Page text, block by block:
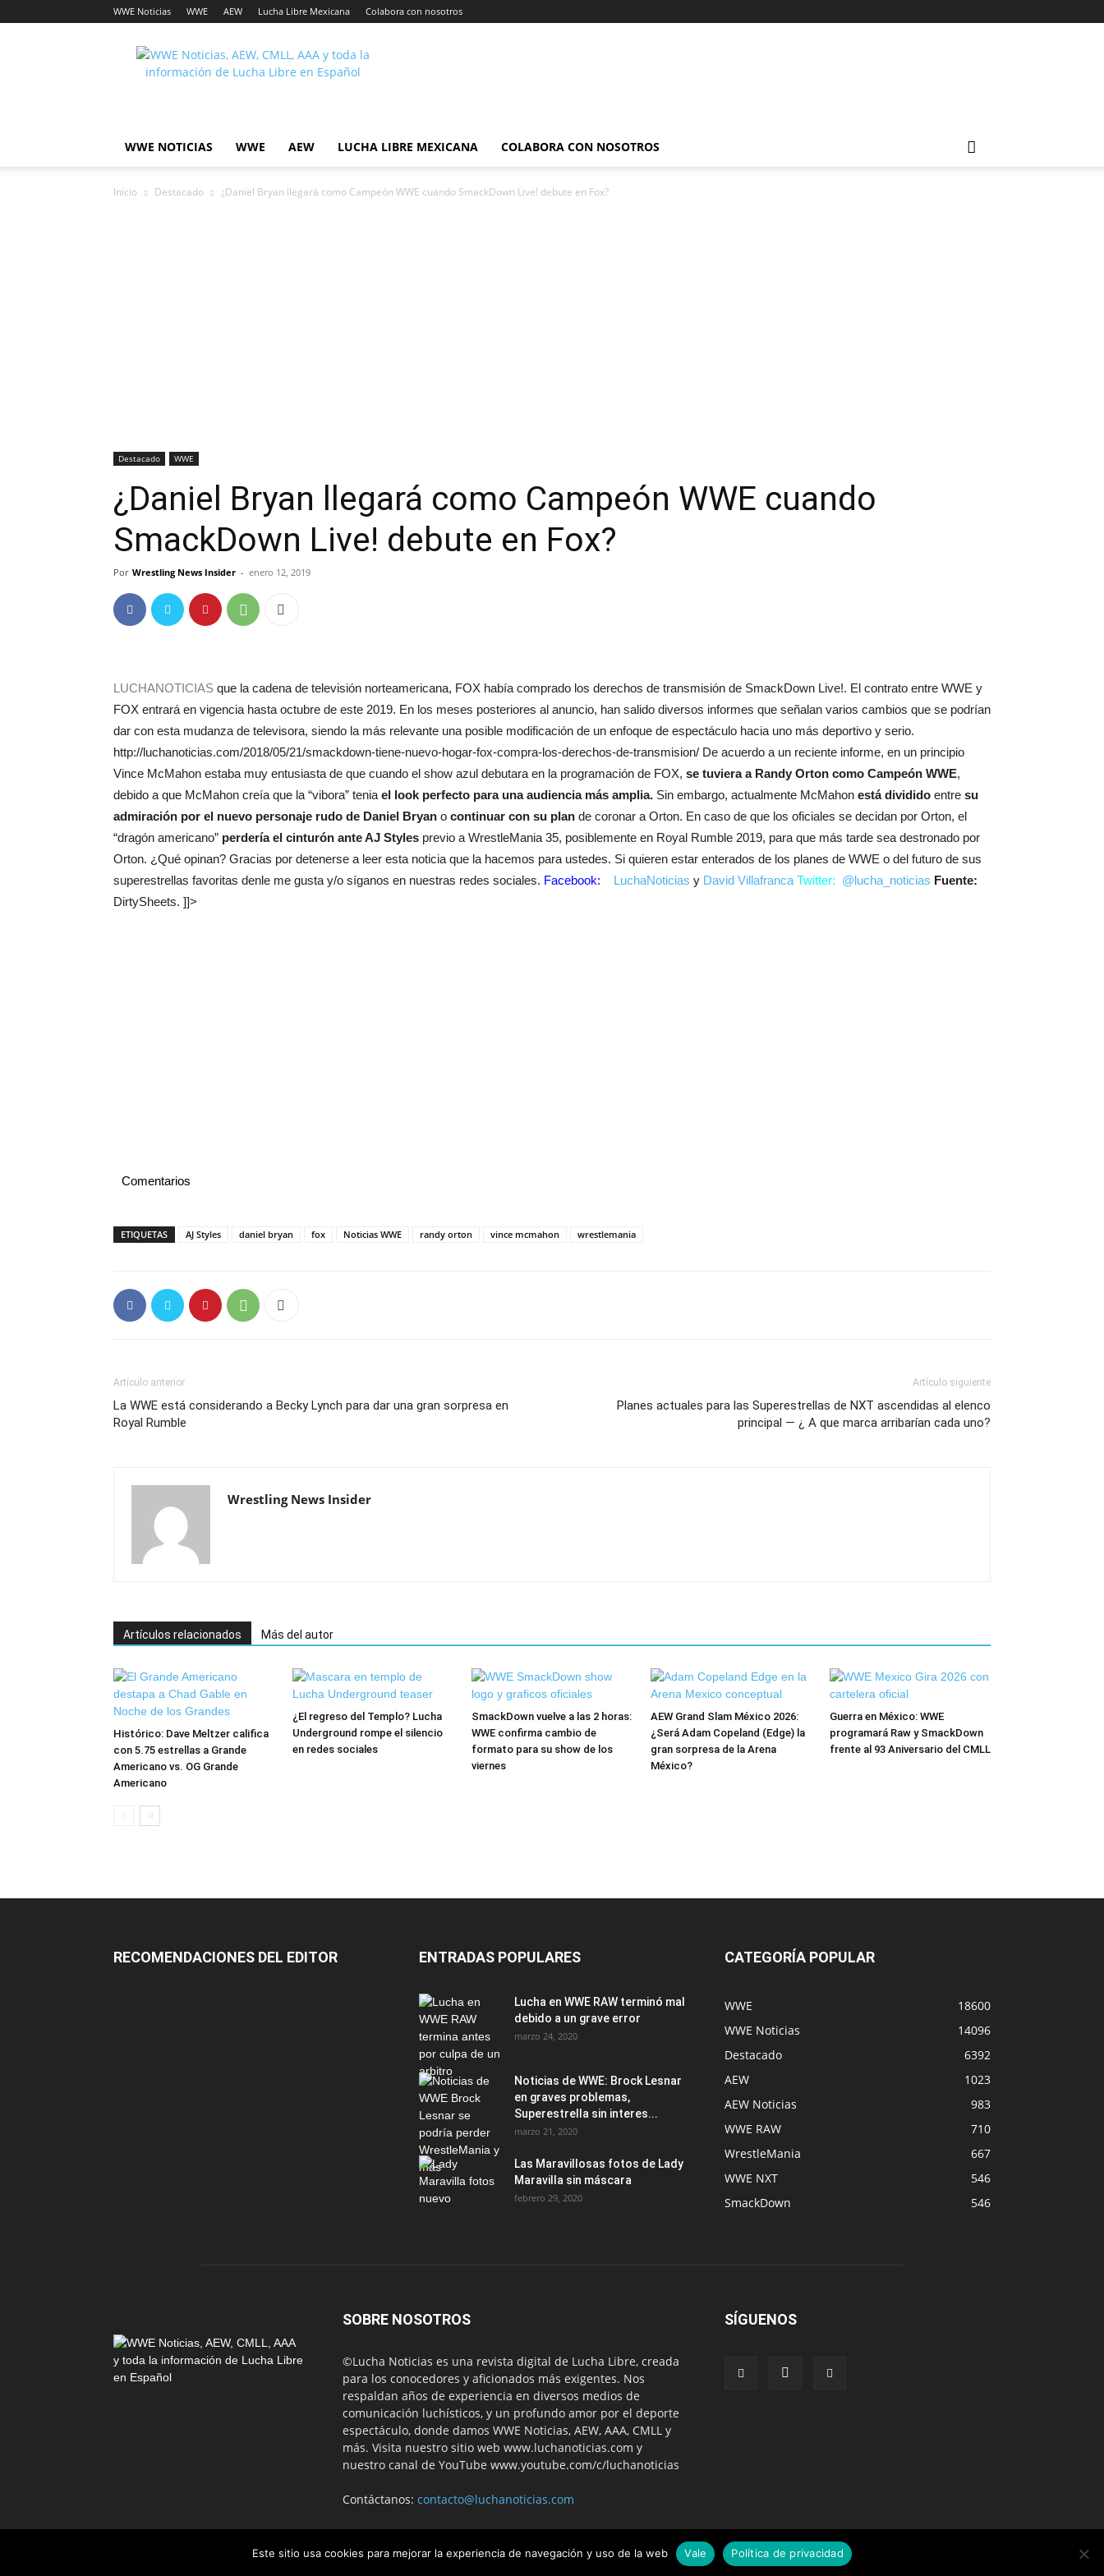
WWE Noticias WWE AEW Lucha Libre Mexicana Colabora con nosotros
Lucha
Noticias
WWE NOTICIAS WWE AEW LUCHA LIBRE MEXICANA COLABORA CON NOSOTROS
Inicio Destacado ¿Daniel Bryan llegará como Campeón WWE cuando SmackDown Live! debute en Fox?
Destacado WWE
¿Daniel Bryan llegará como Campeón WWE cuando
SmackDown Live! debute en Fox?
Por Wrestling News Insider - enero 12, 2019
LUCHANOTICIAS que la cadena de televisión norteamericana, FOX había comprado los derechos de transmisión de SmackDown Live!. El contrato entre WWE y
FOX entrará en vigencia hasta octubre de este 2019. En los meses posteriores al anuncio, han salido diversos informes que señalan varios cambios que se podrían
dar con esta mudanza de televisora, siendo la más relevante una posible modificación de un enfoque de espectáculo hacia uno más deportivo y serio.
http://luchanoticias.com/2018/05/21/smackdown-tiene-nuevo-hogar-fox-compra-los-derechos-de-transmision/ De acuerdo a un reciente informe, en un principio
Vince McMahon estaba muy entusiasta de que cuando el show azul debutara en la programación de FOX, se tuviera a Randy Orton como Campeón WWE,
debido a que McMahon creía que la “vibora” tenia el look perfecto para una audiencia más amplia. Sin embargo, actualmente McMahon está dividido entre su
admiración por el nuevo personaje rudo de Daniel Bryan o continuar con su plan de coronar a Orton. En caso de que los oficiales se decidan por Orton, el
“dragón americano” perdería el cinturón ante AJ Styles previo a WrestleMania 35, posiblemente en Royal Rumble 2019, para que más tarde sea destronado por
Orton. ¿Qué opinan? Gracias por detenerse a leer esta noticia que la hacemos para ustedes. Si quieren estar enterados de los planes de WWE o del futuro de sus
superestrellas favoritas denle me gusta y/o síganos en nuestras redes sociales. Facebook: LuchaNoticias y David Villafranca Twitter: @lucha_noticias Fuente:
DirtySheets. ]]>
Comentarios
ETIQUETAS AJ Styles daniel bryan fox Noticias WWE randy orton vince mcmahon wrestlemania
Artículo anterior
La WWE está considerando a Becky Lynch para dar una gran sorpresa en
Royal Rumble
Artículo siguiente
Planes actuales para las Superestrellas de NXT ascendidas al elenco
principal — ¿ A que marca arribarían cada uno?
Wrestling News Insider
Artículos relacionados Más del autor
Histórico: Dave Meltzer califica
con 5.75 estrellas a Grande
Americano vs. OG Grande
Americano
¿El regreso del Templo? Lucha
Underground rompe el silencio
en redes sociales
SmackDown vuelve a las 2 horas:
WWE confirma cambio de
formato para su show de los
viernes
AEW Grand Slam México 2026:
¿Será Adam Copeland (Edge) la
gran sorpresa de la Arena
México?
Guerra en México: WWE
programará Raw y SmackDown
frente al 93 Aniversario del CMLL
RECOMENDACIONES DEL EDITOR ENTRADAS POPULARES
Lucha en WWE RAW terminó mal
debido a un grave error
marzo 24, 2020
Noticias de WWE: Brock Lesnar
en graves problemas,
Superestrella sin interes...
marzo 21, 2020
Las Maravillosas fotos de Lady
Maravilla sin máscara
febrero 29, 2020
CATEGORÍA POPULAR
WWE
18600
WWE Noticias
14096
Destacado
6392
AEW
1023
AEW Noticias
983
WWE RAW
710
WrestleMania
667
WWE NXT
546
SmackDown
546
SOBRE NOSOTROS
©Lucha Noticias es una revista digital de Lucha Libre, creada
para los conocedores y aficionados más exigentes. Nos
respaldan años de experiencia en diversos medios de
comunicación luchísticos, y un profundo amor por el deporte
espectáculo, donde damos WWE Noticias, AEW, AAA, CMLL y
más. Visita nuestro sitio web www.luchanoticias.com y
nuestro canal de YouTube www.youtube.com/c/luchanoticias
Contáctanos: contacto@luchanoticias.com
SÍGUENOS
WWE Noticias WWE AEW Lucha Libre Mexicana
Este sitio usa cookies para mejorar la experiencia de navegación y uso de la web Vale Política de privacidad